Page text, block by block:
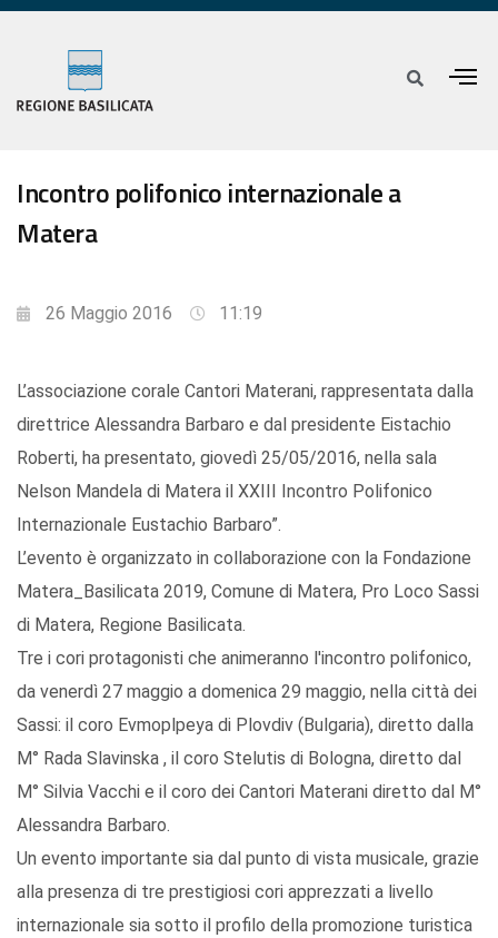
Incontro polifonico internazionale a
Matera
26 Maggio 2016 11:19
L’associazione corale Cantori Materani, rappresentata dalla
direttrice Alessandra Barbaro e dal presidente Eistachio
Roberti, ha presentato, giovedì 25/05/2016, nella sala
Nelson Mandela di Matera il XXIII Incontro Polifonico
Internazionale Eustachio Barbaro”.
L’evento è organizzato in collaborazione con la Fondazione
Matera_Basilicata 2019, Comune di Matera, Pro Loco Sassi
di Matera, Regione Basilicata.
Tre i cori protagonisti che animeranno l'incontro polifonico,
da venerdì 27 maggio a domenica 29 maggio, nella città dei
Sassi: il coro Evmoplpeya di Plovdiv (Bulgaria), diretto dalla
M° Rada Slavinska , il coro Stelutis di Bologna, diretto dal
M° Silvia Vacchi e il coro dei Cantori Materani diretto dal M°
Alessandra Barbaro.
Un evento importante sia dal punto di vista musicale, grazie
alla presenza di tre prestigiosi cori apprezzati a livello
internazionale sia sotto il profilo della promozione turistica